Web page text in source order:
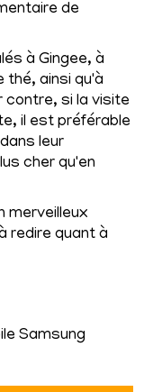
de
à Gingee, à
thé, ainsi qu'à
contre, si la visite
il est préférable
leur
cher qu'en
merveilleux
redire quant à
Samsung